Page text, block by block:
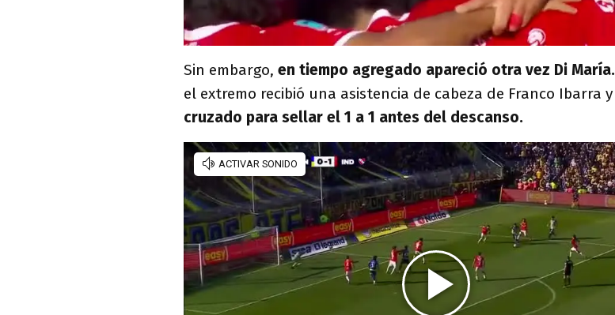
Sin embargo, en tiempo agregado apareció otra vez Di María.
el extremo recibió una asistencia de cabeza de Franco Ibarra y
cruzado para sellar el 1 a 1 antes del descanso.